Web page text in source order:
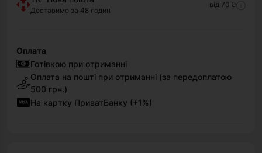
Доставимо за 48 годин
від 70 ₴
Оплата
Готівкою при отриманні
Оплата на пошті при отриманні (за передоплатою
500 грн.)
На картку ПриватБанку (+1%)